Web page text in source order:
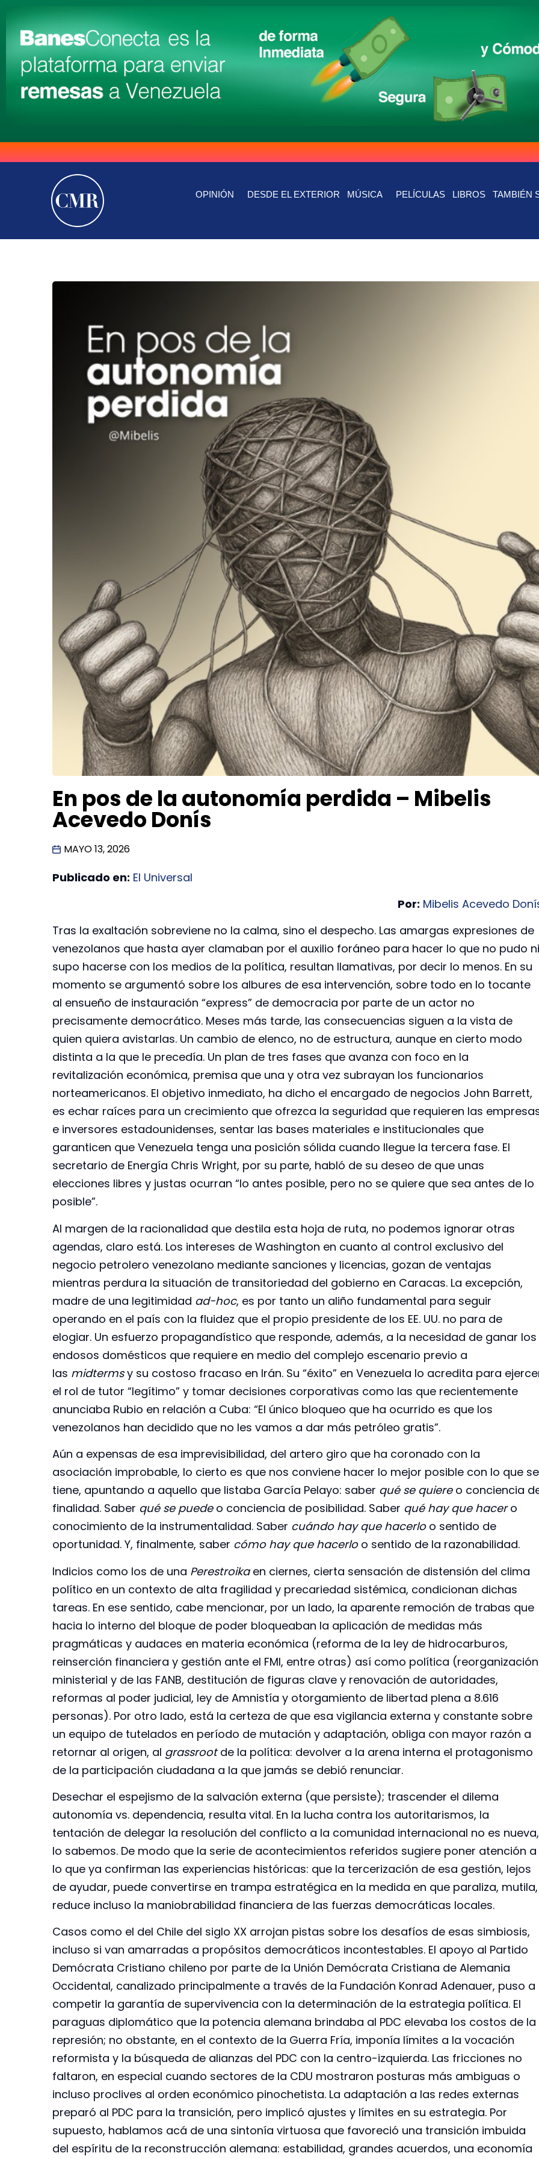
OPINIÓN DESDE EL EXTERIOR MÚSICA PELÍCULAS LIBROS TAMBIÉN
En pos de la autonomía perdida – Mibelis
Acevedo Donís
MAYO 13, 2026
Publicado en: El Universal
Por: Mibelis Acevedo
Tras la exaltación sobreviene no la calma, sino el despecho. Las amargas expresiones de
venezolanos que hasta ayer clamaban por el auxilio foráneo para hacer lo que no pudo ni
supo hacerse con los medios de la política, resultan llamativas, por decir lo menos. En su
momento se argumentó sobre los albures de esa intervención, sobre todo en lo tocante
al ensueño de instauración “express” de democracia por parte de un actor no
precisamente democrático. Meses más tarde, las consecuencias siguen a la vista de
quien quiera avistarlas. Un cambio de elenco, no de estructura, aunque en cierto modo
distinta a la que le precedía. Un plan de tres fases que avanza con foco en la
revitalización económica, premisa que una y otra vez subrayan los funcionarios
norteamericanos. El objetivo inmediato, ha dicho el encargado de negocios John Barrett,
es echar raíces para un crecimiento que ofrezca la seguridad que requieren las
e inversores estadounidenses, sentar las bases materiales e institucionales que
garanticen que Venezuela tenga una posición sólida cuando llegue la tercera fase. El
secretario de Energía Chris Wright, por su parte, habló de su deseo de que unas
elecciones libres y justas ocurran “lo antes posible, pero no se quiere que sea antes de lo
posible”.
Al margen de la racionalidad que destila esta hoja de ruta, no podemos ignorar otras
agendas, claro está. Los intereses de Washington en cuanto al control exclusivo del
negocio petrolero venezolano mediante sanciones y licencias, gozan de ventajas
mientras perdura la situación de transitoriedad del gobierno en Caracas. La excepción,
madre de una legitimidad ad-hoc, es por tanto un aliño fundamental para seguir
operando en el país con la fluidez que el propio presidente de los EE. UU. no para de
elogiar. Un esfuerzo propagandístico que responde, además, a la necesidad de ganar los
endosos domésticos que requiere en medio del complejo escenario previo a
las midtermsy su costoso fracaso en Irán. Su “éxito” en Venezuela lo acredita para
el rol de tutor “legítimo” y tomar decisiones corporativas como las que recientemente
anunciaba Rubio en relación a Cuba: “El único bloqueo que ha ocurrido es que los
venezolanos han decidido que no les vamos a dar más petróleo gratis”.
Aún a expensas de esa imprevisibilidad, del artero giro que ha coronado con la
asociación improbable, lo cierto es que nos conviene hacer lo mejor posible con lo que se
tiene, apuntando a aquello que listaba García Pelayo: saber qué se quiereo conciencia
finalidad. Saber qué se puedeo conciencia de posibilidad. Saber qué hay que hacero
conocimiento de la instrumentalidad. Saber cuándo hay que hacerloo sentido de
oportunidad. Y, finalmente, saber cómo hay que hacerloo sentido de la razonabilidad.
Indicios como los de una Perestroikaen ciernes, cierta sensación de distensión del clima
político en un contexto de alta fragilidad y precariedad sistémica, condicionan dichas
tareas. En ese sentido, cabe mencionar, por un lado, la aparente remoción de trabas que
hacia lo interno del bloque de poder bloqueaban la aplicación de medidas más
pragmáticas y audaces en materia económica (reforma de la ley de hidrocarburos,
reinserción financiera y gestión ante el FMI, entre otras) así como política (reorganización
ministerial y de las FANB, destitución de figuras clave y renovación de autoridades,
reformas al poder judicial, ley de Amnistía y otorgamiento de libertad plena a 8.616
personas). Por otro lado, está la certeza de que esa vigilancia externa y constante sobre
un equipo de tutelados en período de mutación y adaptación, obliga con mayor razón a
retornar al origen, al grassrootde la política: devolver a la arena interna el protagonismo
de la participación ciudadana a la que jamás se debió renunciar.
Desechar el espejismo de la salvación externa (que persiste); trascender el dilema
autonomía vs. dependencia, resulta vital. En la lucha contra los autoritarismos, la
tentación de delegar la resolución del conflicto a la comunidad internacional no es nueva,
lo sabemos. De modo que la serie de acontecimientos referidos sugiere poner atención a
lo que ya confirman las experiencias históricas: que la tercerización de esa gestión, lejos
de ayudar, puede convertirse en trampa estratégica en la medida en que paraliza, mutila,
reduce incluso la maniobrabilidad financiera de las fuerzas democráticas locales.
Casos como el del Chile del siglo XX arrojan pistas sobre los desafíos de esas simbiosis,
incluso si van amarradas a propósitos democráticos incontestables. El apoyo al Partido
Demócrata Cristiano chileno por parte de la Unión Demócrata Cristiana de Alemania
Occidental, canalizado principalmente a través de la Fundación Konrad Adenauer, puso a
competir la garantía de supervivencia con la determinación de la estrategia política. El
paraguas diplomático que la potencia alemana brindaba al PDC elevaba los costos de la
represión; no obstante, en el contexto de la Guerra Fría, imponía límites a la vocación
reformista y la búsqueda de alianzas del PDC con la centro-izquierda. Las fricciones no
faltaron, en especial cuando sectores de la CDU mostraron posturas más ambiguas o
incluso proclives al orden económico pinochetista. La adaptación a las redes externas
preparó al PDC para la transición, pero implicó ajustes y límites en su estrategia. Por
supuesto, hablamos acá de una sintonía virtuosa que favoreció una transición imbuida
del espíritu de la reconstrucción alemana: estabilidad, grandes acuerdos, una economía